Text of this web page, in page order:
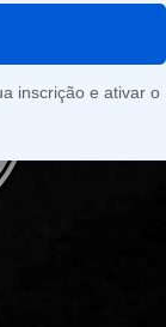
inscrição e ativar o